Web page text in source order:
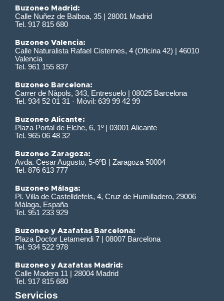
Buzoneo Madrid:
Calle Nuñez de Balboa, 35 | 28001 Madrid
Tel. 917 815 680
Buzoneo Valencia:
Calle Naturalista Rafael Cisternes, 4 (Oficina 42) | 46010
Valencia
Tel. 961 155 837
Buzoneo Barcelona:
Carrer de Nàpols, 343, Entresuelo | 08025 Barcelona
Tel. 934 52 01 31 · Móvil: 639 99 42 99
Buzoneo Alicante:
Plaza Portal de Elche, 6, 1º | 03001 Alicante
Tel. 965 06 48 32
Buzoneo Zaragoza:
Avda. Cesar Augusto, 5-6ºB | Zaragoza 50004
Tel. 876 613 777
Buzoneo Málaga:
Pl. Villa de Castelldefels, 4, Cruz de Humilladero, 29006
Málaga, España
Tel. 951 233 929
Buzoneo y Azafatas Barcelona:
Plaza Doctor Letamendi 7 | 08007 Barcelona
Tel. 934 522 978
Buzoneo y Azafatas Madrid:
Calle Madera 11 | 28004 Madrid
Tel. 917 815 680
Servicios